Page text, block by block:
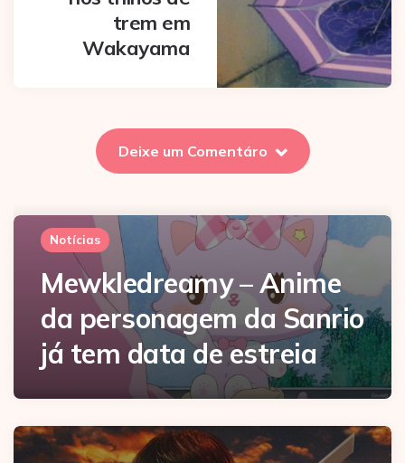
trem em
Wakayama
Deixe um Comentáro
Notícias
Mewkledreamy – Anime
da personagem da Sanrio
já tem data de estreia